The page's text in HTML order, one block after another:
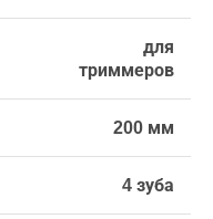
для
триммеров
200 мм
4 зуба